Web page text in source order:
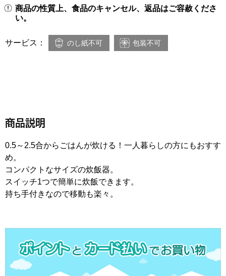
商品の性質上、食品のキャンセル、返品はご容赦くださ
い。
サービス： のし紙不可 包装不可
商品説明
0.5～2.5合からごはんが炊ける！一人暮らしの方にもおすす
め。
コンパクトなサイズの炊飯器。
スイッチ1つで簡単に炊飯できます。
持ち手付きなので移動も楽々。